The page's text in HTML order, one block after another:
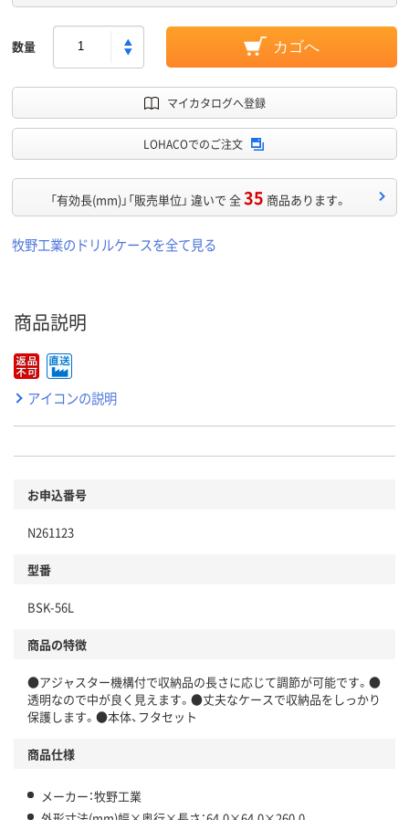
数量 カゴへ
マイカタログへ登録
LOHACOでのご注文
「有効長(mm)」「販売単位」 違いで 全35 商品あります。
牧野工業のドリルケースを全て見る
商品説明
アイコンの説明
お申込番号
N261123
型番
BSK-56L
商品の特徴
●アジャスター機構付で収納品の長さに応じて調節が可能です。●
透明なので中が良く見えます。●丈夫なケースで収納品をしっかり
保護します。●本体、フタセット
商品仕様
メーカー：牧野工業